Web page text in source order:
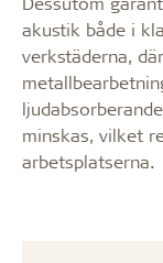
akustik både i
verkstäderna,
minskas, vilket
arbetsplatserna.